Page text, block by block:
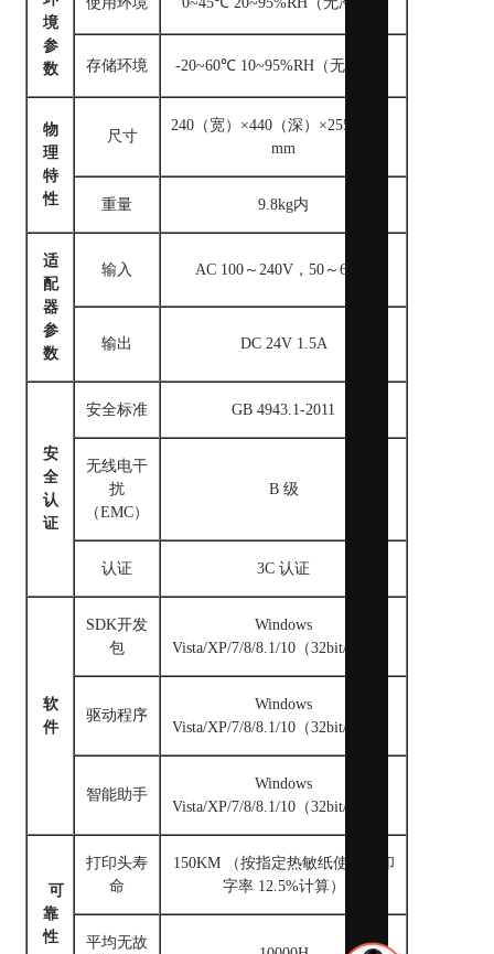
境
参
数
存储环境 -20~60℃ 10~95%RH（无冷凝）
物
理
特
性
尺寸
240（宽）×440（深）×255（高）
mm
重量 9.8kg内
适
配
器
参
数
输入 AC 100～240V，50～60Hz
输出 DC 24V 1.5A
安
全
认
证
安全标准 GB 4943.1-2011
无线电干
扰
（EMC）
B 级
认证 3C 认证
软
件
SDK开发
包
Windows
Vista/XP/7/8/8.1/10（32bit/64bit）
驱动程序
Windows
Vista/XP/7/8/8.1/10（32bit/64bit）
智能助手
Windows
Vista/XP/7/8/8.1/10（32bit/64bit）
可
靠
性
打印头寿
命
150KM （按指定热敏纸使用、印
字率 12.5%计算）
平均无故